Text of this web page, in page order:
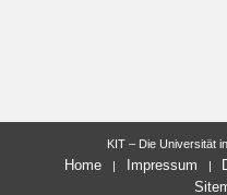
KIT – Die Universität
Home Impressum